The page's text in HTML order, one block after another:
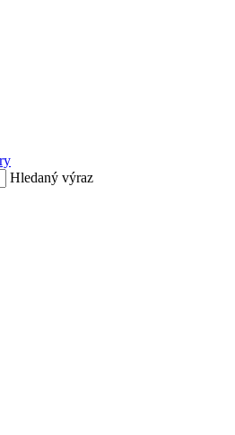
Hledaný výraz